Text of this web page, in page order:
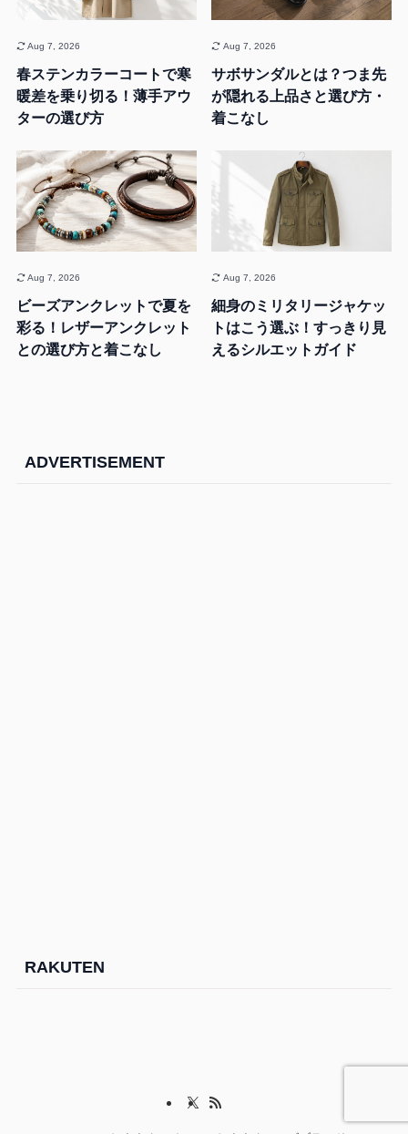
春ステンカラーコートで寒
暖差を乗り切る！薄手アウ
ターの選び方
Aug 7, 2026
サボサンダルとは？つま先
が隠れる上品さと選び方・
着こなし
Aug 7, 2026
ビーズアンクレットで夏を
彩る！レザーアンクレット
との選び方と着こなし
Aug 7, 2026
細身のミリタリージャケッ
トはこう選ぶ！すっきり見
えるシルエットガイド
Aug 7, 2026
ADVERTISEMENT
RAKUTEN